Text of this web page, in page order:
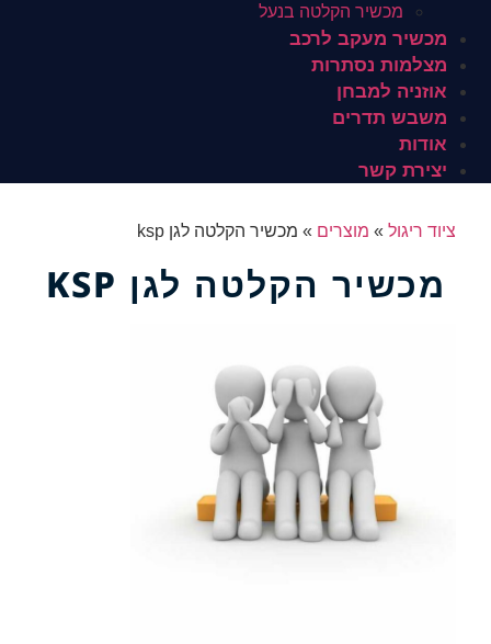
מכשיר הקלטה בנעל
מכשיר מעקב לרכב
מצלמות נסתרות
אוזניה למבחן
משבש תדרים
אודות
יצירת קשר
ציוד ריגול » מוצרים » מכשיר הקלטה לגן ksp
מכשיר הקלטה לגן KSP